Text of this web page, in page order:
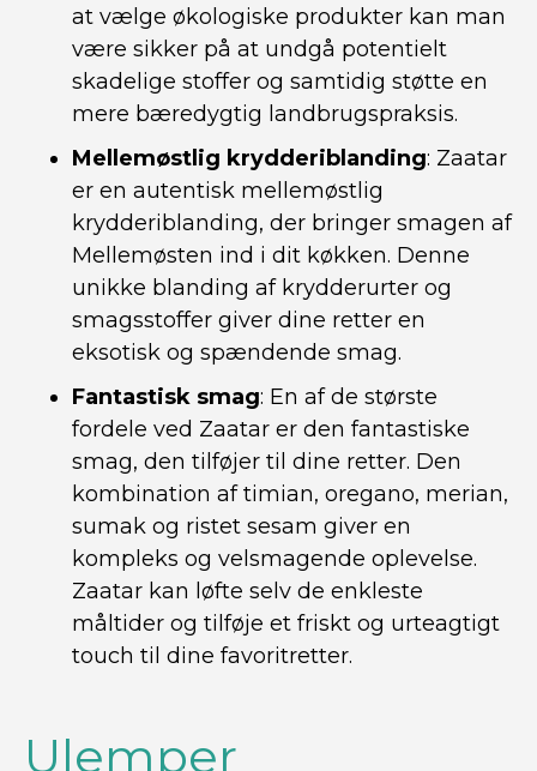
at vælge økologiske produkter kan man
være sikker på at undgå potentielt
skadelige stoffer og samtidig støtte en
mere bæredygtig landbrugspraksis.
Mellemøstlig krydderiblanding: Zaatar
er en autentisk mellemøstlig
krydderiblanding, der bringer smagen af
Mellemøsten ind i dit køkken. Denne
unikke blanding af krydderurter og
smagsstoffer giver dine retter en
eksotisk og spændende smag.
Fantastisk smag: En af de største
fordele ved Zaatar er den fantastiske
smag, den tilføjer til dine retter. Den
kombination af timian, oregano, merian,
sumak og ristet sesam giver en
kompleks og velsmagende oplevelse.
Zaatar kan løfte selv de enkleste
måltider og tilføje et friskt og urteagtigt
touch til dine favoritretter.
Ulemper